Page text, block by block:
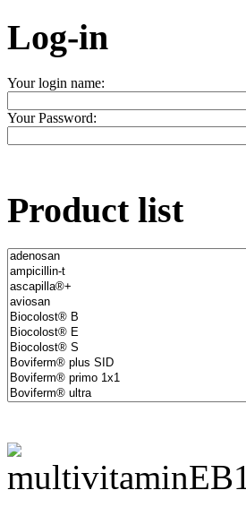
Log-in
Your login name:
Your Password:
Product list